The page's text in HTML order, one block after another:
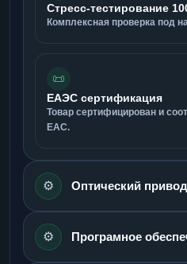
Стресс-тестирование
Комплексная проверка под
📜
ЕАЭС сертификация
Товар сертифицирован и
ЕАС.
⚙️ Оптический привод
⚙️ Програмное